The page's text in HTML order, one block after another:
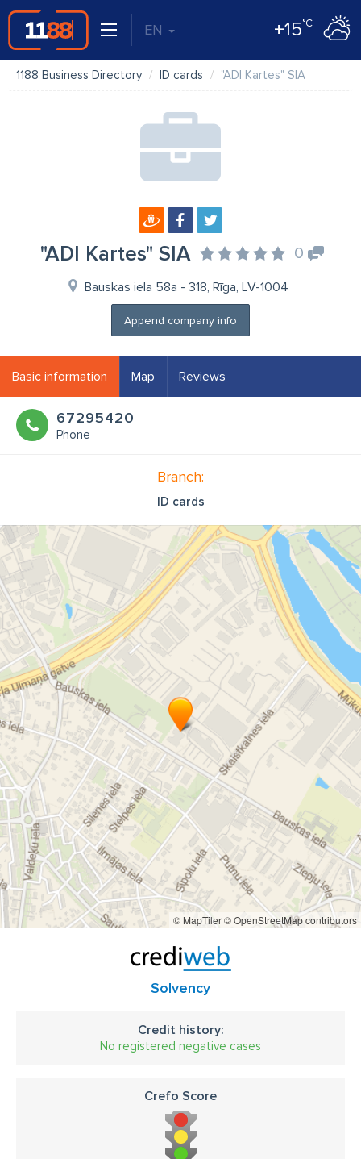
EN +15°C
1188 Business Directory ID cards "ADI Kartes" SIA
"ADI Kartes" SIA 0
Bauskas iela 58a - 318, Rīga, LV-1004
Append company info
Basic information Map Reviews
67295420
Phone
Branch:
ID cards
© MapTiler© OpenStreetMap contributors
Solvency
Credit history:
No registered negative cases
Crefo Score